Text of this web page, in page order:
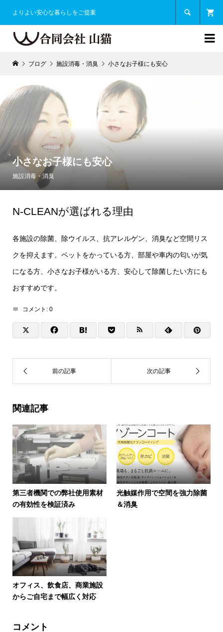
よりよい安心な暮らしをご提案 

ブログ 施設消毒・消臭 小さなお子様にも安心
小さなお子様にも安心
施設消毒・消臭
N-CLEANが選ばれる理由
各施設の除菌、除ウイルス、抗アレルゲン、消臭など空間リス
クを抑えます。ペットをかっている方、部屋や車内の匂いが気
になる方、小さなお子様がいる方、安心して除菌したい方にも
おすすめです。
コメント: 0
関連記事
第三者機関での弊社使用素材
の有効性を検証済み
光触媒作用で空間を強力除菌
＆消臭
オフィス、飲食店、商業施設
からご自宅まで幅広く対応
コメント